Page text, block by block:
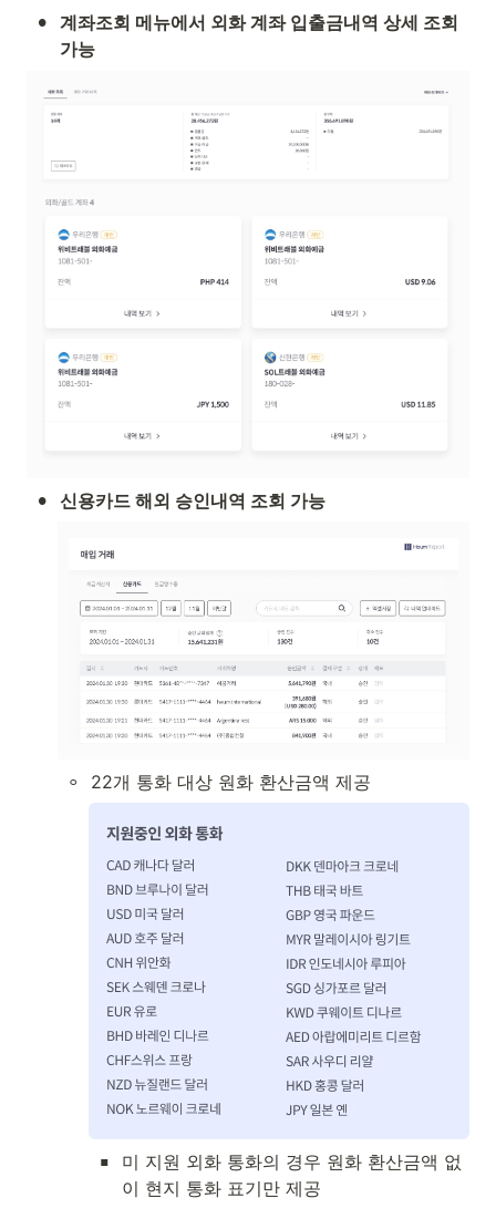
• 계좌조회 메뉴에서 외화 계좌 입출금내역 상세 조회
가능
• 신용카드 해외 승인내역 조회 가능
◦ 22개 통화 대상 원화 환산금액 제공
▪
미 지원 외화 통화의 경우 원화 환산금액 없
이 현지 통화 표기만 제공